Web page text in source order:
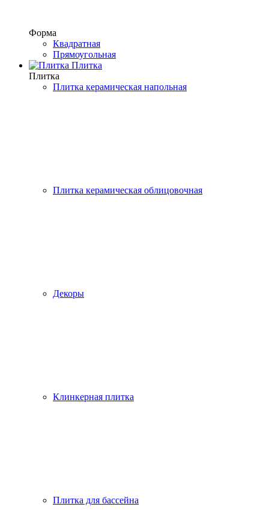
Форма
Квадратная
Прямоугольная
Плитка
Плитка
Плитка керамическая напольная
Плитка керамическая облицовочная
Декоры
Клинкерная плитка
Плитка для бассейна